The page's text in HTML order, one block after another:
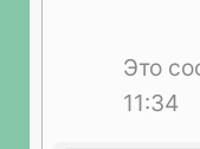
Это
11:34